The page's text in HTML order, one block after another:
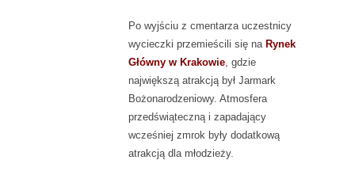
Po wyjściu z cmentarza uczestnicy
wycieczki przemieścili się na Rynek
Główny w Krakowie, gdzie
największą atrakcją był Jarmark
Bożonarodzeniowy. Atmosfera
przedświąteczną i zapadający
wcześniej zmrok były dodatkową
atrakcją dla młodzieży.